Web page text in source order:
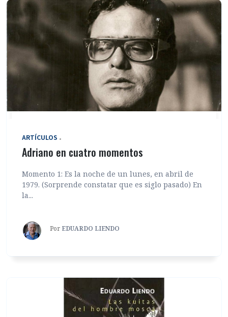
ARTÍCULOS
Adriano en cuatro momentos
Momento 1: Es la noche de un lunes, en abril de
1979. (Sorprende constatar que es siglo pasado) En
la...
Por EDUARDO LIENDO